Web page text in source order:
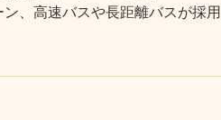
、高速バスや長距離バスが採用